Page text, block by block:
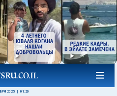
2025 01:20